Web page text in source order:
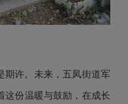
期许。未来，五凤街道军
这份温暖与鼓励，在成长